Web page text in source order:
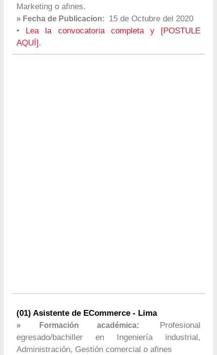
Marketing o afines.
» Fecha de Publicacion:
15 de Octubre del 2020
•
Lea la convocatoria completa y [POSTULE
AQUÍ].
(01) Asistente de ECommerce - Lima
» Formación académica:
Profesional
egresado/bachiller en Ingeniería industrial,
Administración, Gestión comercial o afines